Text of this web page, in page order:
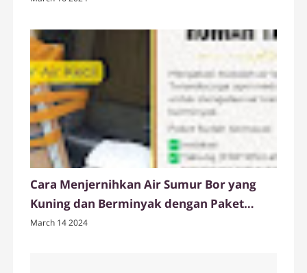
Cara Menjernihkan Air Sumur Bor yang
Kuning dan Berminyak dengan Paket
Tabung Filter Air FRP dari Ady Water
March 14 2024